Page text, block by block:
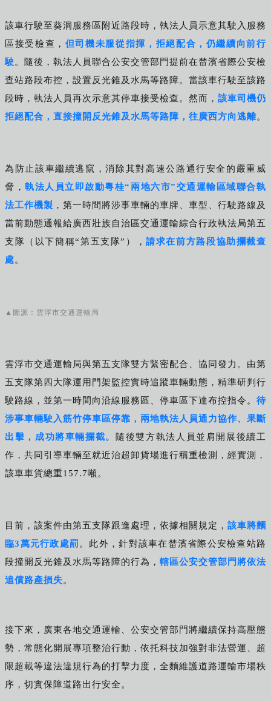
該車行駛至葵洞服務區附近路段時，執法人員示意其駛入服務
區接受檢查， 但司機未服從指揮，拒絕配合，仍繼續向前行
駛 。隨後，執法人員聯合公安交管部門提前在榃濱省際公安檢
查站路段布控，設置反光錐及水馬等路障。當該車行駛至該路
段時，執法人員再次示意其停車接受檢查。然而， 該車司機仍
拒絕配合，直接撞開反光錐及水馬等路障，往廣西方向逃離。
為防止該車繼續逃竄，消除其對高速公路通行安全的嚴重威
脅，執法人員立即啟動粵桂“兩地六市”交通運輸區域聯合執
法工作機製 ，第一時間將涉事車輛的車牌、車型、行駛路線及
當前動態通報給廣西壯族自治區交通運輸綜合行政執法局第五
支隊（以下簡稱“第五支隊”），請求在前方路段協助攔截查
處。
▲圖源：雲浮市交通運輸局
雲浮市交通運輸局與第五支隊雙方緊密配合、協同發力。由第
五支隊第四大隊運用門架監控實時追蹤車輛動態，精準研判行
駛路線，並第一時間向沿線服務區、停車區下達布控指令。 待
涉事車輛駛入筋竹停車區停靠，兩地執法人員通力協作、果斷
出擊，成功將車輛攔截。
隨後雙方執法人員並肩開展後續工
作，共同引導車輛至就近治超卸貨場進行稱重檢測，經實測，
該車車貨總重157.7噸。
目前，該案件由第五支隊跟進處理，依據相關規定， 該車將麵
臨3萬元行政處罰 。 此外，針對該車在榃濱省際公安檢查站路
段撞開反光錐及水馬等路障的行為， 轄區公安交管部門將依法
追償路產損失。
接下來， 廣東各地交通運輸、公安交管部門將繼續保持高壓態
勢，常態化開展專項整治行動，依托科技加強對非法營運、超
限超載等違法違規行為的打擊力度，全麵維護道路運輸市場秩
序，切實保障道路出行安全。